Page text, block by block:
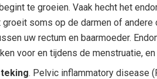
te groeien. Vaak hecht het
soms op de darmen of
uw rectum en baarmoeder.
voor en tijdens de menstruatie,
. Pelvic inflammatory disease